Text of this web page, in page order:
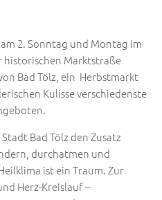
2. Sonntag und Montag im
Marktstraße
Bad Tölz, ein Herbstmarkt
Kulisse verschiedenste
Bad Tölz den Zusatz
durchatmen und
ist ein Traum. Zur
Herz-Kreislauf –